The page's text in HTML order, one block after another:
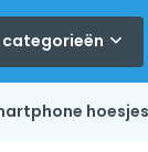
categorieën
hoesjes